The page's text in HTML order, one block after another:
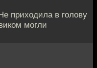
приходила в голову
могли